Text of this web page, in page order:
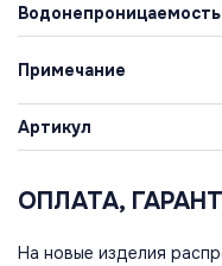
Водонепроницаемость
Примечание
Артикул
ОПЛАТА,
На новые изделия